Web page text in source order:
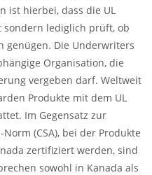
ist hierbei, dass die UL
sondern lediglich prüft, ob
genügen. Die Underwriters
Organisation, die
vergeben darf. Weltweit
Produkte mit dem UL
Im Gegensatz zur
(CSA), bei der Produkte
zertifiziert werden, sind
sowohl in Kanada als